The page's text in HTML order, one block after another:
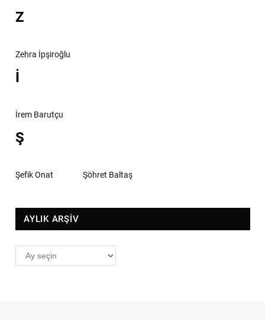
Z
Zehra İpşiroğlu
İ
İrem Barutçu
Ş
Şefik Onat Şöhret Baltaş
AYLIK ARŞİV
AYLIK
ARŞİV